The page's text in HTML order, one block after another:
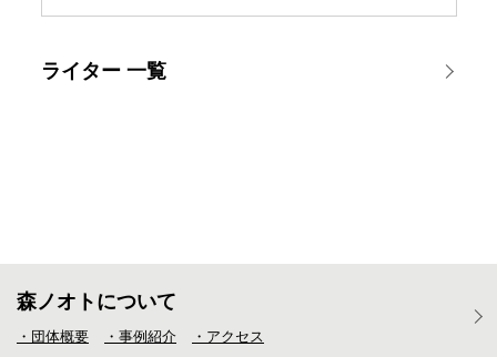
ライター 一覧
森ノオトについて
・団体概要 ・事例紹介 ・アクセス